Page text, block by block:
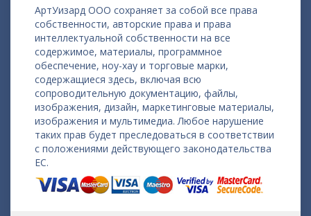
АртУизард ООО сохраняет за собой все права
собственности, авторские права и права
интеллектуальной собственности на все
содержимое, материалы, программное
обеспечение, ноу-хау и торговые марки,
содержащиеся здесь, включая всю
сопроводительную документацию, файлы,
изображения, дизайн, маркетинговые материалы,
изображения и мультимедиа. Любое нарушение
таких прав будет преследоваться в соответствии
с положениями действующего законодательства
ЕС.